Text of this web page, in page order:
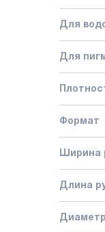
Для
Для
Формат
Ширина
Длина
Диаметр